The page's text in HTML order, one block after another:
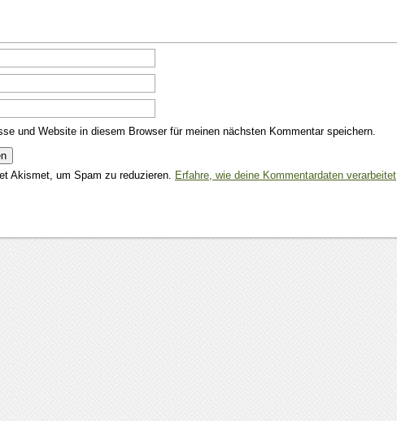
und Website in diesem Browser für meinen nächsten Kommentar speichern.
Akismet, um Spam zu reduzieren. Erfahre, wie deine Kommentardaten verarbeitet